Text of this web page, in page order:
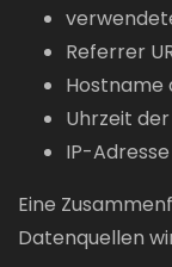
Referrer
Hostname
Uhrzeit
IP-Adresse
Eine
Datenquellen